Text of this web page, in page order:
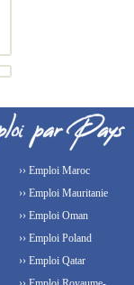
›› Emploi Maroc
›› Emploi Mauritanie
›› Emploi Oman
›› Emploi Poland
›› Emploi Qatar